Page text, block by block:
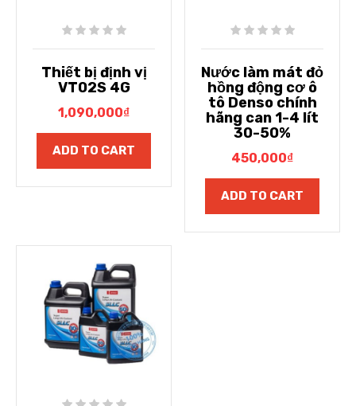
Thiết bị định vị
VT02S 4G
1,090,000₫
ADD TO CART
Nước làm mát đỏ
hồng động cơ ô
tô Denso chính
hãng can 1-4 lít
30-50%
450,000₫
ADD TO CART